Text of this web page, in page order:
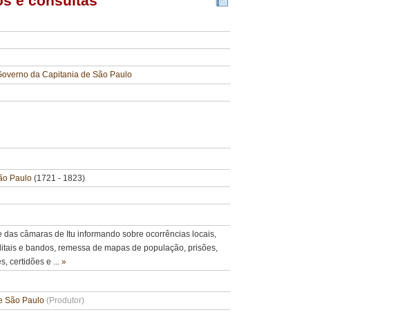
da Capitania de São Paulo
Paulo(1721 - 1823)
câmaras de Itu informando sobre ocorrências locais,
e bandos, remessa de mapas de população, prisões,
certidões e ... »
São Paulo (Produtor)